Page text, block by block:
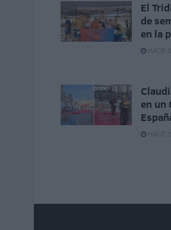
El
de
en la
HACE
en un
HACE 2